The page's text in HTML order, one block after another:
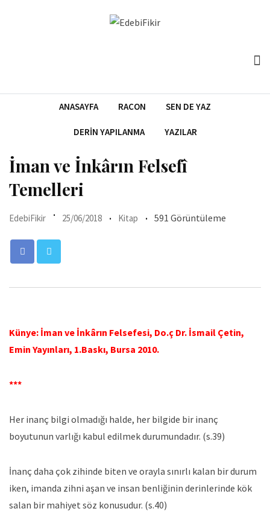
ANASAYFA RACON SEN DE YAZ
DERIN YAPILANMA YAZILAR
İman ve İnkârın Felsefî
Temelleri
EdebiFikir 25/06/2018 Kitap 591 Görüntüleme
Künye: İman ve İnkârın Felsefesi, Do.ç Dr. İsmail Çetin,
Emin Yayınları, 1.Baskı, Bursa 2010.
***
Her inanç bilgi olmadığı halde, her bilgide bir inanç
boyutunun varlığı kabul edilmek durumundadır. (s.39)
İnanç daha çok zihinde biten ve orayla sınırlı kalan bir durum
iken, imanda zihni aşan ve insan benliğinin derinlerinde kök
salan bir mahiyet söz konusudur. (s.40)